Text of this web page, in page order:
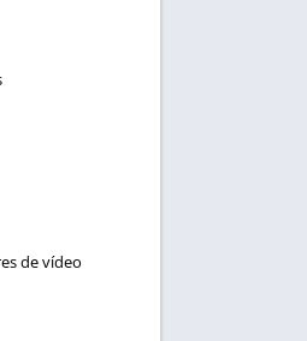
de vídeo